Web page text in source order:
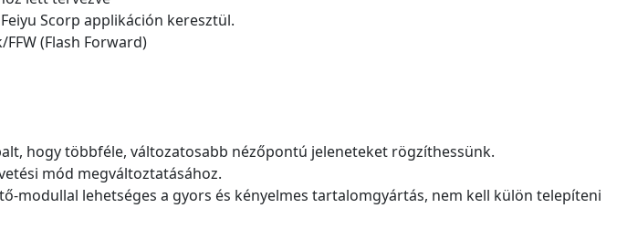
Scorp applikáción keresztül.
(Flash Forward)
hogy többféle, változatosabb nézőpontú jeleneteket rögzíthessünk.
mód megváltoztatásához.
lehetséges a gyors és kényelmes tartalomgyártás, nem kell külön telepíteni